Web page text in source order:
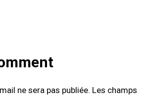
ne sera pas publiée. Les champs